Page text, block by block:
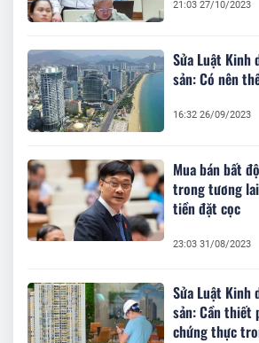
21:03 27/10/2023
Sửa Luật Kinh
sản: Có nên
16:32 26/09/2023
Mua bán bất
trong tương
tiền đặt cọc
23:03 31/08/2023
Sửa Luật Kinh
sản: Cần thiết
chứng thực